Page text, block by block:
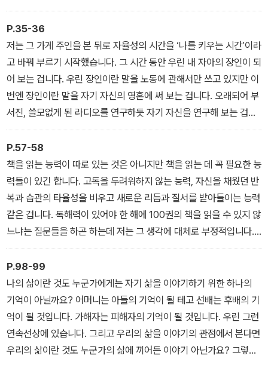
아도 될 겁니다. 책을 읽는 사람들은 가슴속에 한마디를 담고 있습니
다. “도와줘!” 우린 보르헤스의 「바벨의 도서관」에 나오는 사람들처럼
자기 자신을 위한 단 한 권의 책을 찾으리란 희망으로 책장을 들춥니
다. 그러므로 이런 질문을 던지는 사람이라면 대답을 찾는 과정에서
반드시 삶의 변화를 위한 실마리를 찾아내야만 하는 겁니다.
P.35-36
저는 그 가게 주인을 본 뒤로 자율성의 시간을 ‘나를 키우는 시간’이라
고 바꿔 부르기 시작했습니다. 그 시간 동안 우린 내 자아의 장인이 되
어 보는 겁니다. 우린 장인이란 말을 노동에 관해서만 쓰고 있지만 이
번엔 장인이란 말을 자기 자신의 영혼에 써 보는 겁니다. 오래되어 부
서진, 쓸모없게 된 라디오를 연구하듯 자기 자신을 연구해 보는 겁니
다. 영혼에도 납땜질을 해 보는 겁니다. 자기 자신에게서 더 나은 소리
가 나오도록 자신이 이미 알던 것들, 익숙한 것들을 이리저리 재배치
해 보는 겁니다.
(중략) 우리도 어린아이를 기르듯, 한 그루 나무를 가꾸듯 물도 주고
거름도 주면서 자신을 키워 보는 겁니다. 우리에겐 이렇게 ‘나를 키우
는 시간’이 꼭 필요합니다. 언제부턴가 삶 전체가 원하지 않는 시간들,
아무 재미도 없는 무의미하고 무료하고 피로한 시간들, 비극이자 코
미디인 시간들로 채워지고 있기 때문입니다. 그래서 우리는 이 삶은
내가 원한 삶이었다고 말하기가 점점 힘들어집니다.
P.57-58
책을 읽는 능력이 따로 있는 것은 아니지만 책을 읽는 데 꼭 필요한 능
력들이 있긴 합니다. 고독을 두려워하지 않는 능력, 자신을 채웠던 반
복과 습관의 타율성을 비우고 새로운 리듬과 질서를 받아들이는 능력
같은 겁니다. 독해력이 있어야 한 해에 100권의 책을 읽을 수 있지 않
느냐는 질문들을 하곤 하는데 저는 그 생각에 대체로 부정적입니다.
많은 책을 읽는 게 중요한 게 아니라 같은 책을 몇 번 되풀이해서 보거
나 곱씹어 보는 것이 더 중요할 수도 있습니다. 일정 정도 규칙적으로
책 읽는 시간을 갖는 것이 몇 권을 읽느냐보다 더 중요합니다. 진정한
독해력이란 문자를 정확히 읽어 내는 능력이 아니라 무엇을 읽건 거
기에서 삶을 바라보는 능력입니다.
P.98-99
나의 삶이란 것도 누군가에게는 자기 삶을 이야기하기 위한 하나의
기억이 아닐까요? 어머니는 아들의 기억이 될 테고 선배는 후배의 기
억이 될 것입니다. 가해자는 피해자의 기억이 될 것입니다. 우린 그런
연속선상에 있습니다. 그리고 우리의 삶을 이야기의 관점에서 본다면
우리의 삶이란 것도 누군가의 삶에 끼어든 이야기 아닌가요? 그렇다